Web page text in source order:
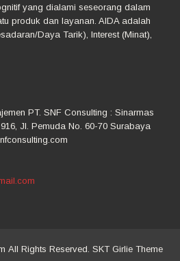
yang dialami seseorang dalam
produk dan layanan. AIDA adalah
Daya Tarik), Interest (Minat),
PT. SNF Consulting : Sinarmas
Jl. Pemuda No. 60-70 Surabaya
All Rights Reserved. SKT Girlie Theme